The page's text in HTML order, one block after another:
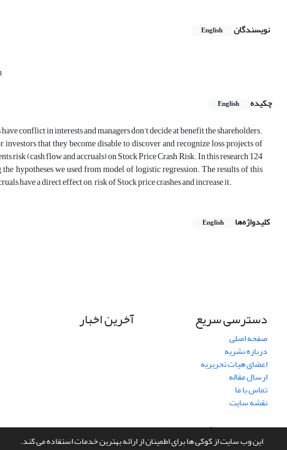
این وب سایت از کوکی ها برای اطمینان از ارائه بهترین خدمات استفاده می کند.
نویسندگان English
چکیده
English
conflict in interests and managers don’t decide at benefit the shareholders.
that they become disable to discover and recognize loss projects of
risk (cash flow and accruals) on Stock Price Crash Risk. In this research 124
hypotheses we used from model of logistic regression. The results of this
have a direct effect on risk of Stock price crashes and increase it.
کلیدواژه‌ها English
دسترسی سریع
صفحه اصلی
درباره نشریه
اعضای هیات تحریریه
ارسال مقاله
تماس با ما
نقشه سایت
آخرین اخبار
سامانه مدیریت نشریات علمی.طراحی و پیاده سازی ازسیناوب